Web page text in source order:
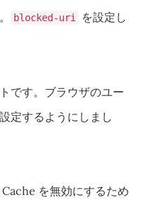
blocked-uri
を設定し
です。ブラウザのユー
定するようにしまし
を無効にするため